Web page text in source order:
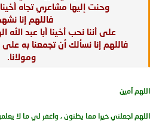
وحنت إليها مشاعري تجاه أخينا
فاللهم إنا
على أننا نحب أخينا أبا عبد
فاللهم إنا نسألك أن تجمعنا به على
ومولانا.
اللهم آمين
اللهم اجعلني خيرا مما يظنون ، واغفر لي ما لا